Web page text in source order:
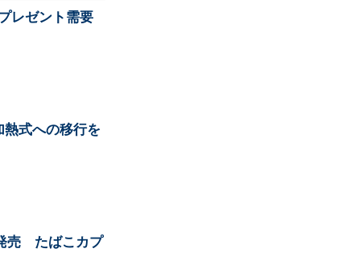
レゼント需要
式への移行を
売 たばこカプ